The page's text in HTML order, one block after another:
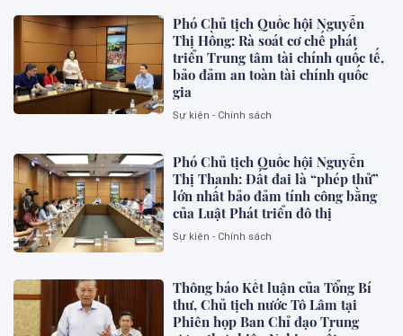
Phó Chủ tịch Quốc hội Nguyễn
Thị Hồng: Rà soát cơ chế phát
triển Trung tâm tài chính quốc tế,
bảo đảm an toàn tài chính quốc
gia
Sự kiện - Chính sách
Phó Chủ tịch Quốc hội Nguyễn
Thị Thanh: Đất đai là “phép thử”
lớn nhất bảo đảm tính công bằng
của Luật Phát triển đô thị
Sự kiện - Chính sách
Thông báo Kết luận của Tổng Bí
thư, Chủ tịch nước Tô Lâm tại
Phiên họp Ban Chỉ đạo Trung